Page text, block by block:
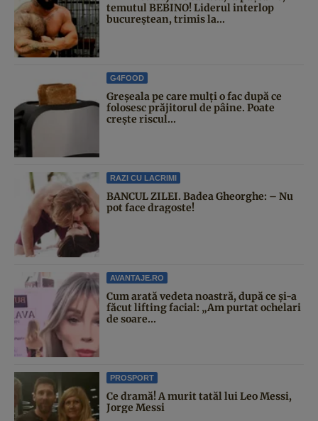
temutul BEBINO! Liderul interlop
bucureștean, trimis la...
G4FOOD
Greșeala pe care mulți o fac după ce
folosesc prăjitorul de pâine. Poate
crește riscul...
RAZI CU LACRIMI
BANCUL ZILEI. Badea Gheorghe: – Nu
pot face dragoste!
AVANTAJE.RO
Cum arată vedeta noastră, după ce și-a
făcut lifting facial: „Am purtat ochelari
de soare...
PROSPORT
Ce dramă! A murit tatăl lui Leo Messi,
Jorge Messi